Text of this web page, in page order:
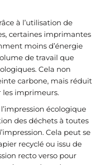
à l’utilisation de
certaines imprimantes
moins d’énergie
de travail que
Cela non
carbone, mais réduit
les imprimeurs.
l’impression écologique
des déchets à toutes
Cela peut se
recyclé ou issu de
recto verso pour